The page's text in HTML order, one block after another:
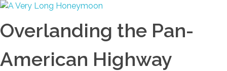
Overlanding the Pan-
American Highway